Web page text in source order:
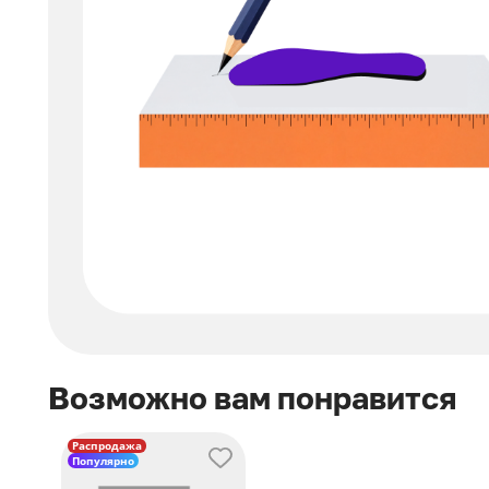
Возможно вам понравится
Распродажа
Популярно